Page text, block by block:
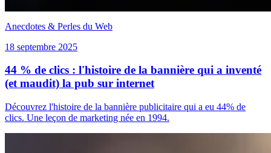
Anecdotes & Perles du Web
18 septembre 2025
44 % de clics : l'histoire de la bannière qui a inventé
(et maudit) la pub sur internet
Découvrez l'histoire de la bannière publicitaire qui a eu 44% de
clics. Une leçon de marketing née en 1994.